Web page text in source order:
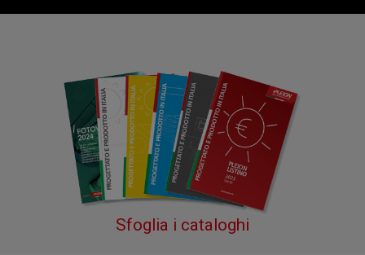
Sfoglia i cataloghi